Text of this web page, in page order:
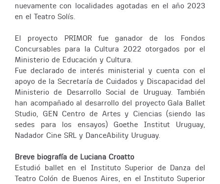
nuevamente con localidades agotadas en el año 2023
en el Teatro Solís.
El proyecto PRIMOR fue ganador de los Fondos
Concursables para la Cultura 2022 otorgados por el
Ministerio de Educación y Cultura.
Fue declarado de interés ministerial y cuenta con el
apoyo de la Secretaría de Cuidados y Discapacidad del
Ministerio de Desarrollo Social de Uruguay. También
han acompañado al desarrollo del proyecto Gala Ballet
Studio, GEN Centro de Artes y Ciencias (siendo las
sedes para los ensayos) Goethe Institut Uruguay,
Nadador Cine SRL y DanceAbility Uruguay.
Breve biografía de Luciana Croatto
Estudió ballet en el Instituto Superior de Danza del
Teatro Colón de Buenos Aires, en el Instituto Superior